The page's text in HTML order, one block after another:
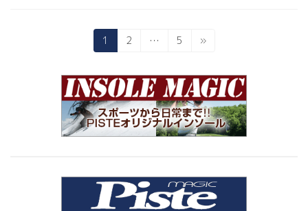
固
定
ー
ジ
1
固
ー
ジ
2 …
固
ー
ジ
5 »